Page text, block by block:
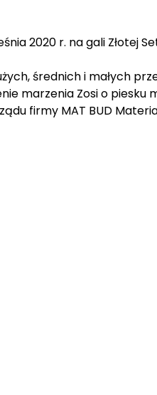
2020 r. na gali Złotej
średnich i małych
marzenia Zosi o
firmy MAT BUD